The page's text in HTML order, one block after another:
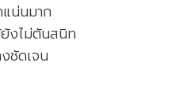
น่นมาก
งไม่ตันสนิท
ชัดเจน